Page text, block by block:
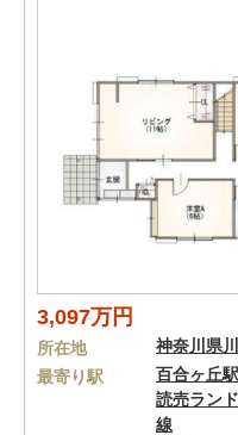
3,097万円
所在地 神奈川県
最寄り駅
百合ヶ丘駅
読売ラン
線